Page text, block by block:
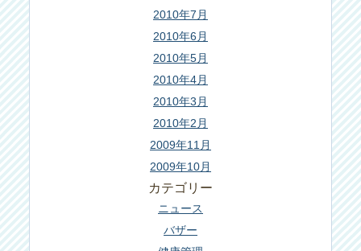
2010年7月
2010年6月
2010年5月
2010年4月
2010年3月
2010年2月
2009年11月
2009年10月
カテゴリー
ニュース
バザー